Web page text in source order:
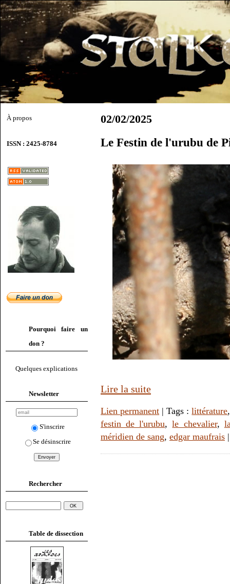
À propos
ISSN : 2425-8784
Pourquoi faire un
don ?
Quelques explications
Newsletter
S'inscrire
Se désinscrire
Rechercher
Table de dissection
02/02/2025
Le Festin de l'urubu de
Lire la suite
Lien permanent | Tags :littérature
festin de l'urubu,le chevalier,
méridien de sang, edgar maufrais